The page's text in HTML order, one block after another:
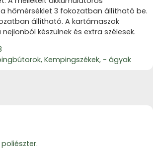
hőmérséklet 3 fokozatban állítható be.
állítható. A kartámaszok
készülnek és extra szélesek.
, Kempingszékek, - ágyak
poliészter.